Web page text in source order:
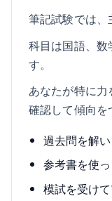
筆記試験では、
科目は国語、
す。
あなたが特に
確認して傾向を
過去問を解
参考書を使
模試を受け